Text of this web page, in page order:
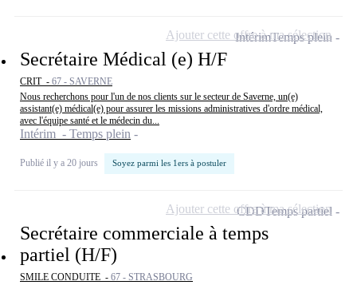
Secrétaire Médical (e) H/F
CRIT - 67 - SAVERNE
Nous recherchons pour l'un de nos clients sur le secteur de Saverne, un(e)
assistant(e) médical(e) pour assurer les missions administratives d'ordre médical,
avec l'équipe santé et le médecin du...
Intérim - Temps plein
Publié il y a 20 jours Soyez parmi les 1ers à postuler
IntérimTemps plein
Ajouter cette offre à ma sélection
Secrétaire commerciale à temps
partiel (H/F)
SMILE CONDUITE - 67 - STRASBOURG
CDDTemps partiel
Ajouter cette offre à ma sélection